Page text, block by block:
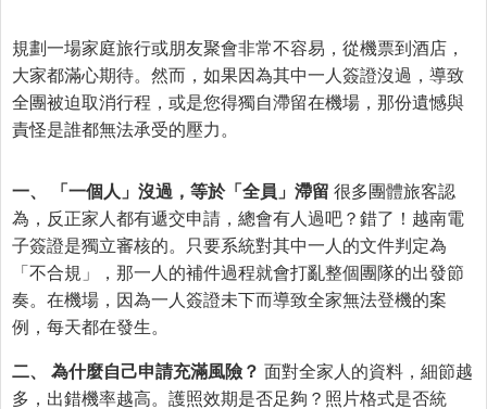
規劃一場家庭旅行或朋友聚會非常不容易，從機票到酒店，
大家都滿心期待。然而，如果因為其中一人簽證沒過，導致
全團被迫取消行程，或是您得獨自滯留在機場，那份遺憾與
責怪是誰都無法承受的壓力。
一、 「一個人」沒過，等於「全員」滯留 很多團體旅客認
為，反正家人都有遞交申請，總會有人過吧？錯了！越南電
子簽證是獨立審核的。只要系統對其中一人的文件判定為
「不合規」，那一人的補件過程就會打亂整個團隊的出發節
奏。在機場，因為一人簽證未下而導致全家無法登機的案
例，每天都在發生。
二、 為什麼自己申請充滿風險？ 面對全家人的資料，細節越
多，出錯機率越高。護照效期是否足夠？照片格式是否統